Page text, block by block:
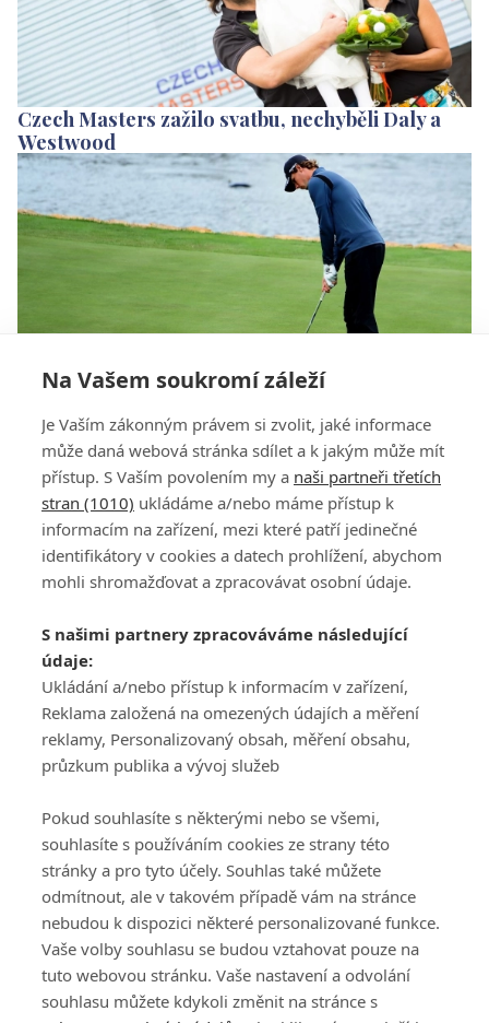
Na Vašem soukromí záleží
Je Vaším zákonným právem si zvolit, jaké informace
může daná webová stránka sdílet a k jakým může mít
přístup. S Vaším povolením my a naši partneři třetích
stran (1010) ukládáme a/nebo máme přístup k
informacím na zařízení, mezi které patří jedinečné
identifikátory v cookies a datech prohlížení, abychom
mohli shromažďovat a zpracovávat osobní údaje.
S našimi partnery zpracováváme následující
údaje:
Ukládání a/nebo přístup k informacím v zařízení,
Reklama založená na omezených údajích a měření
reklamy, Personalizovaný obsah, měření obsahu,
průzkum publika a vývoj služeb
Pokud souhlasíte s některými nebo se všemi,
souhlasíte s používáním cookies ze strany této
stránky a pro tyto účely. Souhlas také můžete
odmítnout, ale v takovém případě vám na stránce
nebudou k dispozici některé personalizované funkce.
Vaše volby souhlasu se budou vztahovat pouze na
tuto webovou stránku. Vaše nastavení a odvolání
souhlasu můžete kdykoli změnit na stránce s
Czech Masters zažilo svatbu, nechyběli Daly a
Westwood
Pieters zahrál šestiputt a zlomil putter, pak
puttoval železy
Všeobecné obchodní
podmínky služby
GolfExtra.cz Premium
Podmínky zpracování
osobních údajů při
GolfExtra
Ceník GolfExtra.cz
Premium
Doporučené odkazy
ATV CZ, s.r.o.
140 00 Praha 4
Editor Obchod